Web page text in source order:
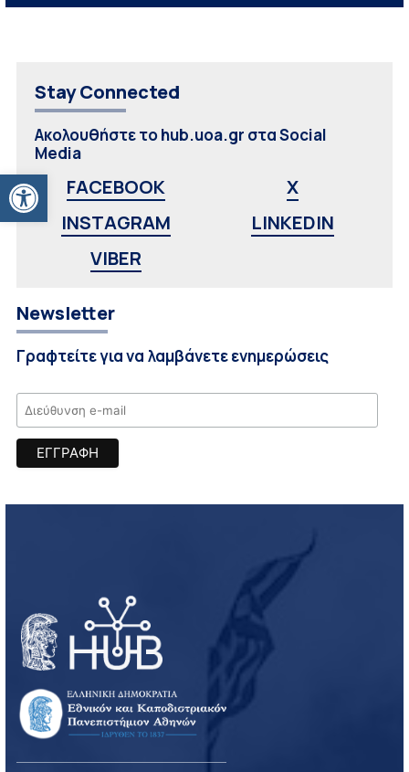
Ανοίξτε τη γραμμή εργαλείων
Stay Connected
Ακολουθήστε το hub.uoa.gr στα Social
Media
FACEBOOK
X
INSTAGRAM
LINKEDIN
VIBER
Newsletter
Γραφτείτε για να λαμβάνετε ενημερώσεις